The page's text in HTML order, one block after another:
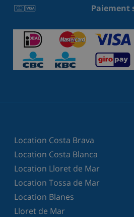
Paiement
Location Costa Brava
Location Costa Blanca
Location Lloret de Mar
Location Tossa de Mar
Location Blanes
Lloret de Mar